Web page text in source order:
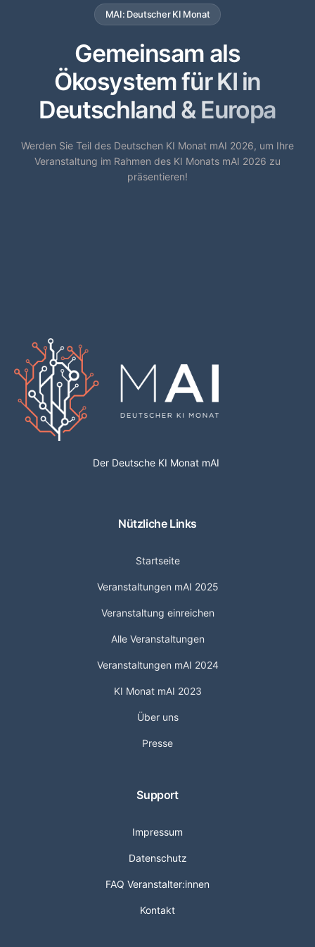
MAI: Deutscher KI Monat
Gemeinsam als
Ökosystem für KI in
Deutschland & Europa
Werden Sie Teil des Deutschen KI Monat mAI 2026, um Ihre
Veranstaltung im Rahmen des KI Monats mAI 2026 zu
präsentieren!
Der Deutsche KI Monat mAI
Nützliche Links
Startseite
Veranstaltungen mAI 2025
Veranstaltung einreichen
Alle Veranstaltungen
Veranstaltungen mAI 2024
KI Monat mAI 2023
Über uns
Presse
Support
Impressum
Datenschutz
FAQ Veranstalter:innen
Kontakt